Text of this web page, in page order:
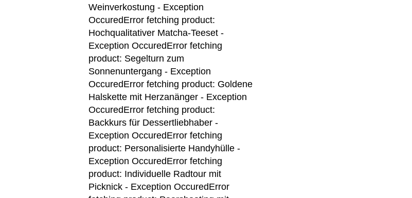
Weinverkostung - Exception
OccuredError fetching product:
Hochqualitativer Matcha-Teeset -
Exception OccuredError fetching
product: Segelturn zum
Sonnenuntergang - Exception
OccuredError fetching product: Goldene
Halskette mit Herzanänger - Exception
OccuredError fetching product:
Backkurs für Dessertliebhaber -
Exception OccuredError fetching
product: Personalisierte Handyhülle -
Exception OccuredError fetching
product: Individuelle Radtour mit
Picknick - Exception OccuredError